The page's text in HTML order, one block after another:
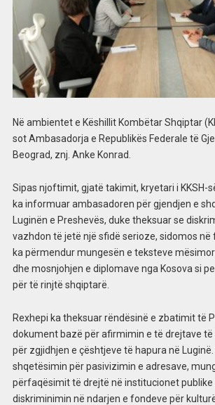
Në ambientet e Këshillit Kombëtar Shqiptar
sot Ambasadorja e Republikës Federale të
Beograd, znj. Anke Konrad.
Sipas njoftimit, gjatë takimit, kryetari i KKSH-
ka informuar ambasadoren për gjendjen e
Luginën e Preshevës, duke theksuar se
vazhdon të jetë një sfidë serioze, sidomos në
ka përmendur mungesën e teksteve
dhe mosnjohjen e diplomave nga Kosova si
për të rinjtë shqiptarë.
Rexhepi ka theksuar rëndësinë e zbatimit të
dokument bazë për afirmimin e të drejtave të
për zgjidhjen e çështjeve të hapura në
shqetësimin për pasivizimin e adresave,
përfaqësimit të drejtë në institucionet publike
diskriminimin në ndarjen e fondeve për